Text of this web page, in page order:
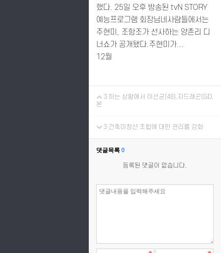
했다. 25일 오후 방송된 tvN STORY
예능프로그램 회장님네사람들에서는
주현미, 조항조가 선사하는 양촌리 디
너쇼가 공개됐다.주현미가...
12월
3 하는 상황에서 이선균(48),지드래곤(GD,
본
3 건축미청산 조합에 대한 관리를 강화
댓글목록 0
등록된 댓글이 없습니다.